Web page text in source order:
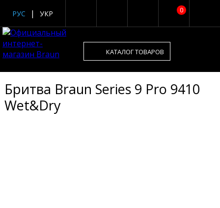
0
РУС УКР
КАТАЛОГ ТОВАРОВ
Бритва Braun Series 9 Pro 9410
Wet&Dry